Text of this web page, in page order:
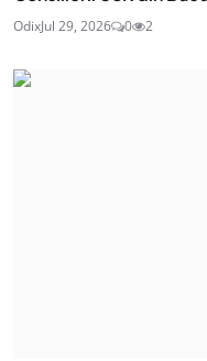
OdixJul 29, 2026 0 2